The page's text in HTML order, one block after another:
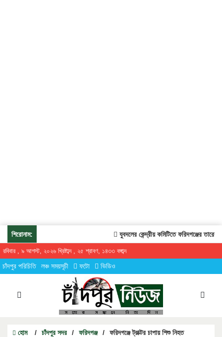
শিরোনাম: যুবদলের কেন্দ্রীয় কমিটিতে ফরিদগঞ্জের তারেকুর
রবিবার , ৯ আগস্ট, ২০২৬ খ্রিষ্টাব্দ , ২৫ শ্রাবণ, ১৪৩৩ বঙ্গাব্দ
চাঁদপুর পরিচিতি লঞ্চ সময়সূচী ফটো ভিডিও
হোম / চাঁদপুর সদর / ফরিদগঞ্জ / ফরিদগঞ্জে ট্রাক্টর চাপায় শিশু নিহত